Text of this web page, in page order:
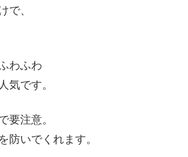
で、
わふわ
気です。
要注意。
防いでくれます。